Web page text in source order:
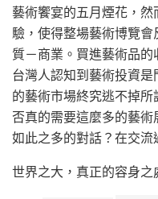
藝術饗宴的五月煙花，
驗，使得整場藝術博覽
質－商業。買進藝術品
台灣人認知到藝術投資
的藝術市場終究逃不掉
否真的需要這麼多的藝
如此之多的對話？在交流
世界之大，真正的容身之